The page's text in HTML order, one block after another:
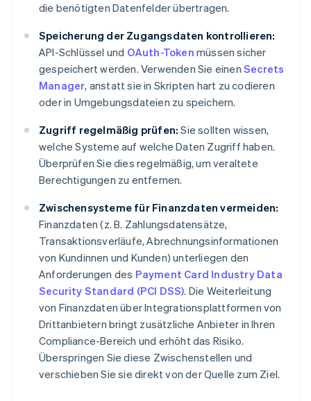
die benötigten Datenfelder übertragen.
Speicherung der Zugangsdaten kontrollieren:
API-Schlüssel und OAuth-Token müssen sicher
gespeichert werden. Verwenden Sie einen Secrets
Manager, anstatt sie in Skripten hart zu codieren
oder in Umgebungsdateien zu speichern.
Zugriff regelmäßig prüfen: Sie sollten wissen,
welche Systeme auf welche Daten Zugriff haben.
Überprüfen Sie dies regelmäßig, um veraltete
Berechtigungen zu entfernen.
Zwischensysteme für Finanzdaten vermeiden:
Finanzdaten (z. B. Zahlungsdatensätze,
Transaktionsverläufe, Abrechnungsinformationen
von Kundinnen und Kunden) unterliegen den
Anforderungen des Payment Card Industry Data
Security Standard (PCI DSS). Die Weiterleitung
von Finanzdaten über Integrationsplattformen von
Drittanbietern bringt zusätzliche Anbieter in Ihren
Compliance-Bereich und erhöht das Risiko.
Überspringen Sie diese Zwischenstellen und
verschieben Sie sie direkt von der Quelle zum Ziel.